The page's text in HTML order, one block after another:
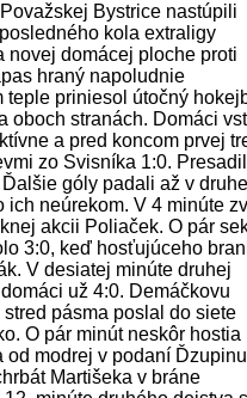
Bystrice nastúpili
kola extraligy
novej domácej ploche proti
hraný napoludnie
teple priniesol útočný
oboch stranách. Domáci
a pred koncom prvej
zo Svisníka 1:0.
góly padali až v
ich neúrekom. V 4 minúte
akcii Poliaček. O pár
3:0, keď hosťujúceho
V desiatej minúte druhej
už 4:0. Demáčkovu
stred pásma poslal do siete
O pár minút neskôr hostia
od modrej v podaní Ďzupinu
Martišeka v bráne